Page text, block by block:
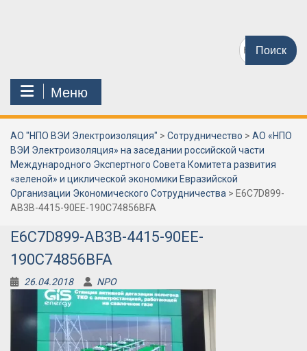
Поиск
по:
Меню
АО "НПО ВЭИ Электроизоляция" > Сотрудничество > АО «НПО
ВЭИ Электроизоляция» на заседании российской части
Международного Экспертного Совета Комитета развития
«зеленой» и циклической экономики Евразийской
Организации Экономического Сотрудничества > E6C7D899-
AB3B-4415-90EE-190C74856BFA
E6C7D899-AB3B-4415-90EE-
190C74856BFA
26.04.2018 NPO